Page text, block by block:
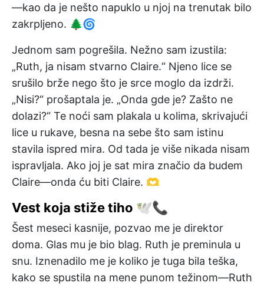
—kao da je nešto napuklo u njoj na trenutak bilo
zakrpljeno. 🌲🌀
Jednom sam pogrešila. Nežno sam izustila:
„Ruth, ja nisam stvarno Claire.“ Njeno lice se
srušilo brže nego što je srce moglo da izdrži.
„Nisi?“ prošaptala je. „Onda gde je? Zašto ne
dolazi?“ Te noći sam plakala u kolima, skrivajući
lice u rukave, besna na sebe što sam istinu
stavila ispred mira. Od tada je više nikada nisam
ispravljala. Ako joj je sat mira značio da budem
Claire—onda ću biti Claire. 🫶
Vest koja stiže tiho 🕊️📞
Šest meseci kasnije, pozvao me je direktor
doma. Glas mu je bio blag. Ruth je preminula u
snu. Iznenadilo me je koliko je tuga bila teška,
kako se spustila na mene punom težinom—Ruth